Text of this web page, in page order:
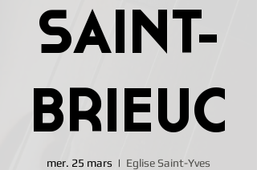
SAINT-
BRIEUC
mer. 25 mars
  |
Eglise Saint-Yves